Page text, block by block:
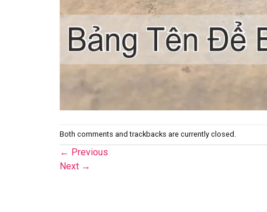
Both comments and trackbacks are currently closed.
← Previous
Next →